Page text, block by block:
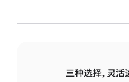
三种选择，灵活